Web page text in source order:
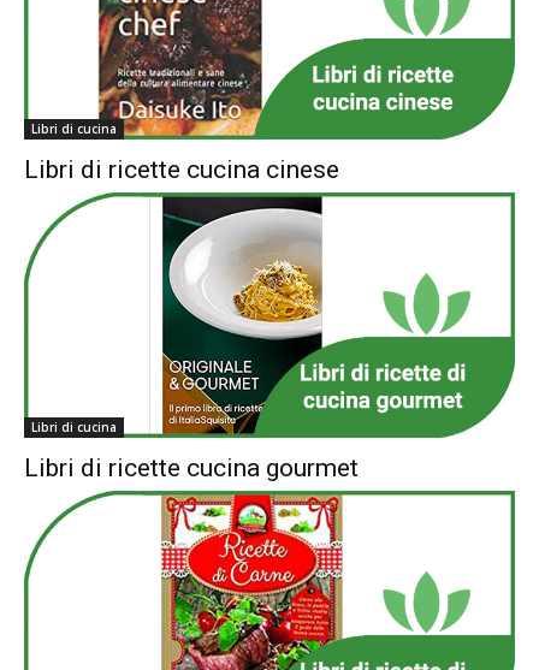
Libri di cucina
Libri di ricette cucina cinese
Libri di cucina
Libri di ricette cucina gourmet